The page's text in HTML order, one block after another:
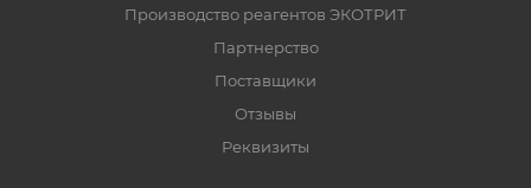
Производство реагентов ЭКОТРИТ
Партнерство
Поставщики
Отзывы
Реквизиты